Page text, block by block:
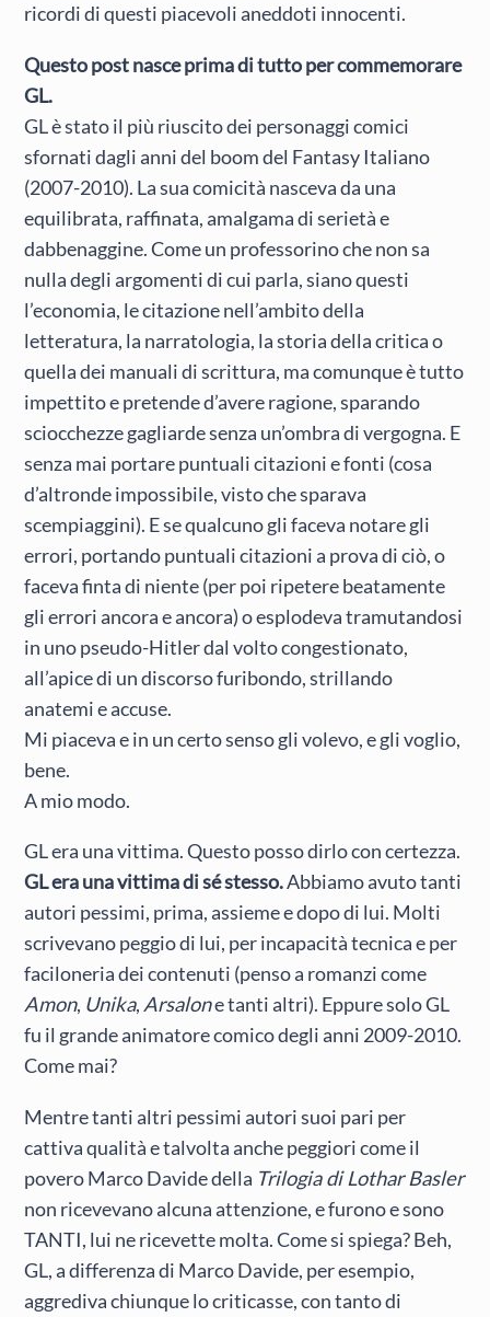
ricordi di questi piacevoli aneddoti innocenti.
Questo post nasce prima di tutto per commemorare
GL.
GL è stato il più riuscito dei personaggi comici
sfornati dagli anni del boom del Fantasy Italiano
(2007-2010). La sua comicità nasceva da una
equilibrata, raffinata, amalgama di serietà e
dabbenaggine. Come un professorino che non sa
nulla degli argomenti di cui parla, siano questi
l’economia, le citazione nell’ambito della
letteratura, la narratologia, la storia della critica o
quella dei manuali di scrittura, ma comunque è tutto
impettito e pretende d’avere ragione, sparando
sciocchezze gagliarde senza un’ombra di vergogna. E
senza mai portare puntuali citazioni e fonti (cosa
d’altronde impossibile, visto che sparava
scempiaggini). E se qualcuno gli faceva notare gli
errori, portando puntuali citazioni a prova di ciò, o
faceva finta di niente (per poi ripetere beatamente
gli errori ancora e ancora) o esplodeva tramutandosi
in uno pseudo-Hitler dal volto congestionato,
all’apice di un discorso furibondo, strillando
anatemi e accuse.
Mi piaceva e in un certo senso gli volevo, e gli voglio,
bene.
A mio modo.
GL era una vittima. Questo posso dirlo con certezza.
GL era una vittima di sé stesso.Abbiamo avuto tanti
autori pessimi, prima, assieme e dopo di lui. Molti
scrivevano peggio di lui, per incapacità tecnica e per
faciloneria dei contenuti (penso a romanzi come
Amon, Unika, Arsalone tanti altri). Eppure solo GL
fu il grande animatore comico degli anni 2009-2010.
Come mai?
Mentre tanti altri pessimi autori suoi pari per
cattiva qualità e talvolta anche peggiori come il
povero Marco Davide della Trilogia di Lothar Basler
non ricevevano alcuna attenzione, e furono e sono
TANTI, lui ne ricevette molta. Come si spiega? Beh,
GL, a differenza di Marco Davide, per esempio,
aggrediva chiunque lo criticasse, con tanto di